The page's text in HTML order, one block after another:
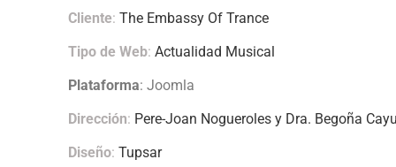
Cliente: The Embassy Of Trance
Tipo de Web: Actualidad Musical
Plataforma: Joomla
Dirección: Pere-Joan Nogueroles y Dra. Begoña
Diseño: Tupsar